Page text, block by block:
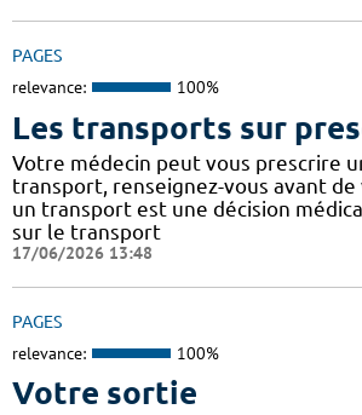
PAGES
relevance: 100%
Les transports sur
Votre médecin peut vous prescrire
transport, renseignez-vous avant de
un transport est une décision
sur le transport
17/06/2026 13:48
PAGES
relevance: 100%
Votre sortie